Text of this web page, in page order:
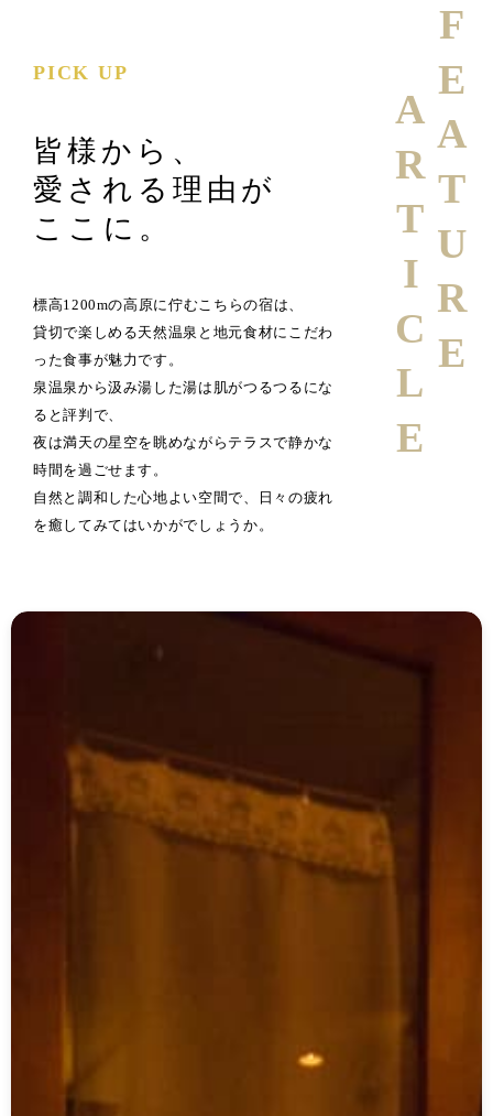
PICK UP
皆様から、
愛される理由が
ここに。
標高1200mの高原に佇むこちらの宿は、
貸切で楽しめる天然温泉と地元食材にこだわ
った食事が魅力です。
泉温泉から汲み湯した湯は肌がつるつるにな
ると評判で、
夜は満天の星空を眺めながらテラスで静かな
時間を過ごせます。
自然と調和した心地よい空間で、日々の疲れ
を癒してみてはいかがでしょうか。
FEATURE
ARTICLE